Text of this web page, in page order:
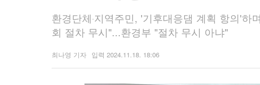
환경단체‧지역주민, '기후대응댐 계획 항의'하
회 절차 무시"...환경부 "절차 무시 아냐"
최나영 기자 2024.11.18. 18:06